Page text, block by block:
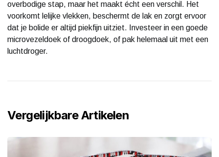
overbodige stap, maar het maakt écht een verschil. Het
voorkomt lelijke vlekken, beschermt de lak en zorgt ervoor
dat je bolide er altijd piekfijn uitziet. Investeer in een goede
microvezeldoek of droogdoek, of pak helemaal uit met een
luchtdroger.
Vergelijkbare Artikelen